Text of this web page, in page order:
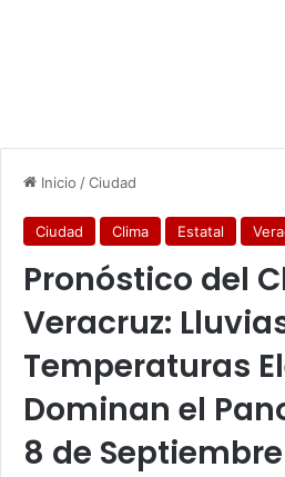
Inicio /Ciudad
Ciudad Clima Estatal
Pronóstico del
Veracruz:
Temperaturas
Dominan el
8 de